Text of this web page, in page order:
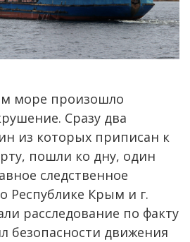
море произошло
Сразу два
из которых приписан к
пошли ко дну, один
следственное
Республике Крым и г.
расследование по факту
безопасности движения